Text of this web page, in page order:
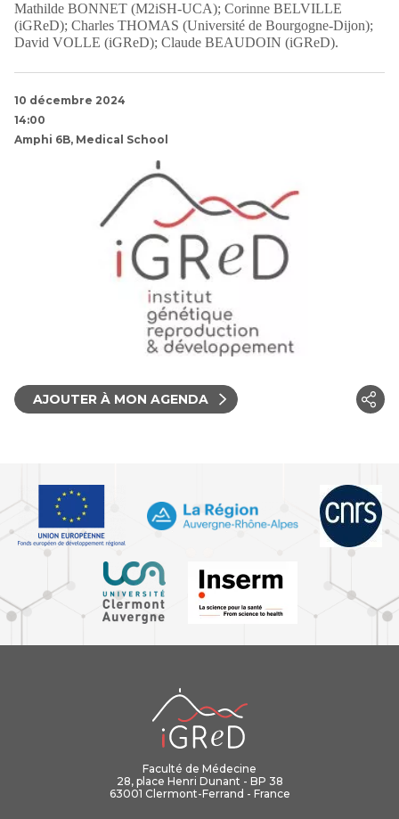
Mathilde BONNET (M2iSH-UCA); Corinne BELVILLE
(iGReD); Charles THOMAS (Université de Bourgogne-Dijon);
David VOLLE (iGReD); Claude BEAUDOIN (iGReD).
10 décembre 2024
14:00
Amphi 6B, Medical School
AJOUTER À MON AGENDA
Faculté de Médecine
28, place Henri Dunant - BP 38
63001 Clermont-Ferrand - France